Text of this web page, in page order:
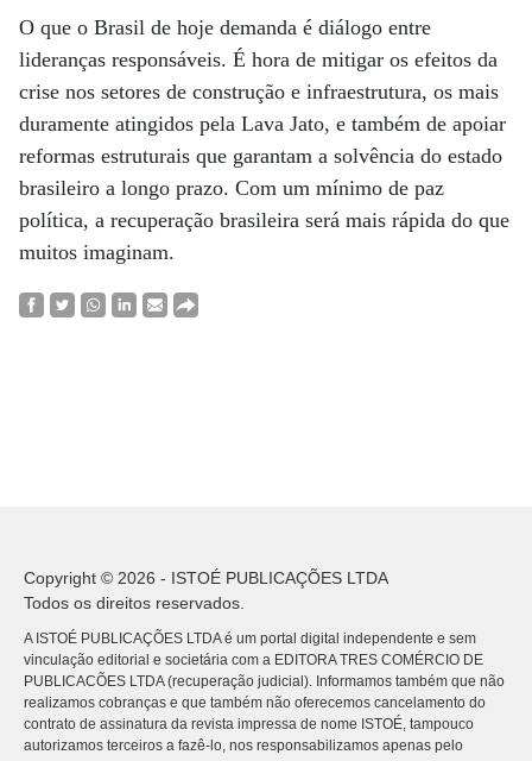
O que o Brasil de hoje demanda é diálogo entre
lideranças responsáveis. É hora de mitigar os efeitos da
crise nos setores de construção e infraestrutura, os mais
duramente atingidos pela Lava Jato, e também de apoiar
reformas estruturais que garantam a solvência do estado
brasileiro a longo prazo. Com um mínimo de paz
política, a recuperação brasileira será mais rápida do que
muitos imaginam.
Copyright © 2026 - ISTOÉ PUBLICAÇÕES LTDA
Todos os direitos reservados.
A ISTOÉ PUBLICAÇÕES LTDA é um portal digital independente e sem
vinculação editorial e societária com a EDITORA TRES COMÉRCIO DE
PUBLICACÕES LTDA (recuperação judicial). Informamos também que não
realizamos cobranças e que também não oferecemos cancelamento do
contrato de assinatura da revista impressa de nome ISTOÉ, tampouco
autorizamos terceiros a fazê-lo, nos responsabilizamos apenas pelo